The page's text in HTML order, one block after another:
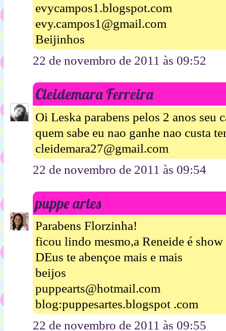
evycampos1.blogspot.com
evy.campos1@gmail.com
Beijinhos
22 de novembro de 2011 às 09:52
Cleidemara Ferreira
Oi Leska parabens pelos 2 anos
quem sabe eu nao ganhe nao custa
cleidemara27@gmail.com
22 de novembro de 2011 às 09:54
puppe artes
Parabens Florzinha!
ficou lindo mesmo,a Reneide é show
DEus te abençoe mais e mais
beijos
puppearts@hotmail.com
blog:puppesartes.blogspot .com
22 de novembro de 2011 às 09:55